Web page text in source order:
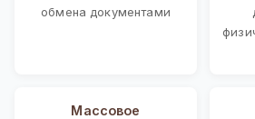
обмена документами
Массовое